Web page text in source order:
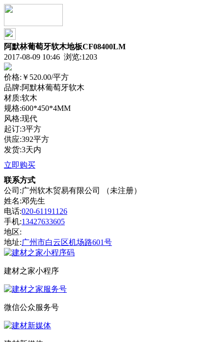
阿默林葡萄牙软木地板CF08400LM
2017-08-09 10:46 浏览:1203
价格: ￥520.00/平方
品牌:阿默林葡萄牙软木
材质:软木
规格:600*450*4MM
风格:现代
起订:3平方
供应:392平方
发货:3天内
立即购买
联系方式
公司:广州软木贸易有限公司 （未注册）
姓名:邓先生
电话:020-61191126
手机:13427633605
地区:
地址:广州市白云区机场路601号
建材之家小程序
微信公众服务号